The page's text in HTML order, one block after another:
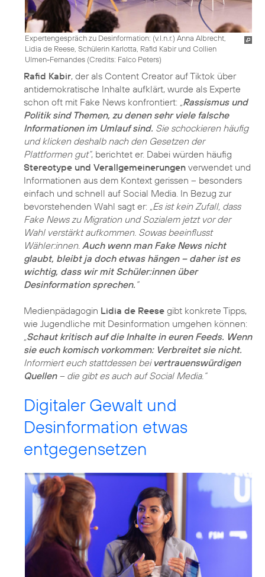
Expertengespräch zu Desinformation: (v.l.n.r.) Anna Albrecht,
Lidia de Reese, Schülerin Karlotta, Rafid Kabir und Collien
Ulmen-Fernandes (Credits: Falco Peters)
Rafid Kabir, der als Content Creator auf Tiktok über
antidemokratische Inhalte aufklärt, wurde als Experte
schon oft mit Fake News konfrontiert: „Rassismus und
Politik sind Themen, zu denen sehr viele falsche
Informationen im Umlauf sind. Sie schockieren häufig
und klicken deshalb nach den Gesetzen der
Plattformen gut“, berichtet er. Dabei würden häufig
Stereotype und Verallgemeinerungen verwendet und
Informationen aus dem Kontext gerissen – besonders
einfach und schnell auf Social Media. In Bezug zur
bevorstehenden Wahl sagt er: „Es ist kein Zufall, dass
Fake News zu Migration und Sozialem jetzt vor der
Wahl verstärkt aufkommen. Sowas beeinflusst
Wähler:innen. Auch wenn man Fake News nicht
glaubt, bleibt ja doch etwas hängen – daher ist es
wichtig, dass wir mit Schüler:innen über
Desinformation sprechen. “
Medienpädagogin Lidia de Reese gibt konkrete Tipps,
wie Jugendliche mit Desinformation umgehen können:
„Schaut kritisch auf die Inhalte in euren Feeds. Wenn
sie euch komisch vorkommen: Verbreitet sie nicht.
Informiert euch stattdessen bei vertrauenswürdigen
Quellen– die gibt es auch auf Social Media.“
Digitaler Gewalt und
Desinformation etwas
entgegensetzen